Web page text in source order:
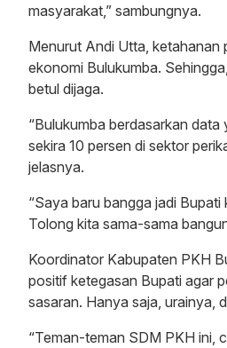
masyarakat,” sambungnya.
Menurut Andi Utta, ketahanan
ekonomi Bulukumba.
betul dijaga.
“Bulukumba berdasarkan
sekira 10 persen di sektor
jelasnya.
“Saya baru bangga jadi
Tolong kita sama-sama
Koordinator Kabupaten PKH
positif ketegasan Bupati agar
sasaran. Hanya saja, urainya,
“Teman-teman SDM PKH ini,